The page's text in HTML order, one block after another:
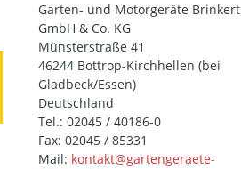
Garten- und Motorgeräte Brinkert
GmbH & Co. KG
Münsterstraße 41
46244 Bottrop-Kirchhellen (bei
Gladbeck/Essen)
Deutschland
Tel.: 02045 / 40186-0
Fax: 02045 / 85331
Mail: